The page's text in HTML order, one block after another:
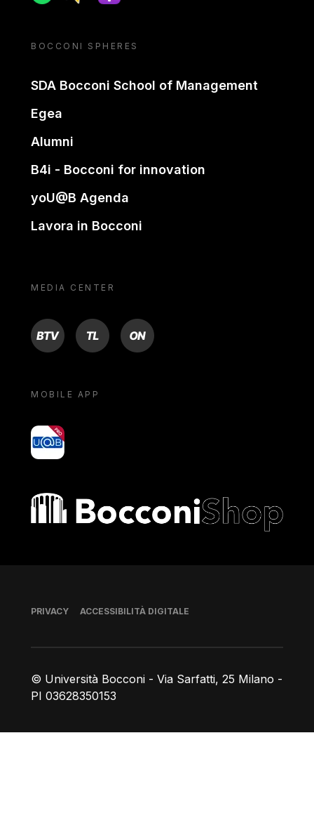
BOCCONI SPHERES
SDA Bocconi School of Management
Egea
Alumni
B4i - Bocconi for innovation
yoU@B Agenda
Lavora in Bocconi
MEDIA CENTER
BTV TL ON
MOBILE APP
yoU@B
Bocconi shop
© Università Bocconi - Via Sarfatti, 25 Milano -
PI 03628350153
Piè di pagina
PRIVACY ACCESSIBILITÀ DIGITALE